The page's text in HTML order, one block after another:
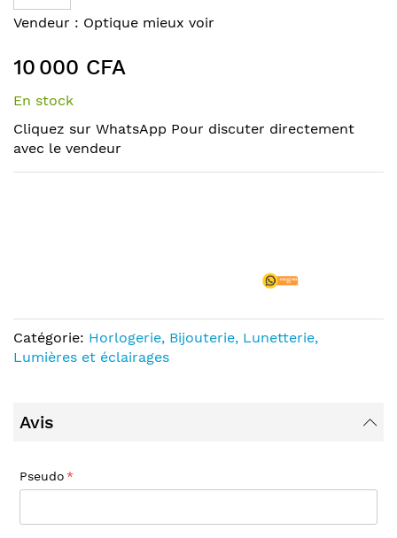
of
the
gallery
Skip
the
beginning
of
images
gallery
Vendeur : Optique mieux voir
10 000 CFA
En stock
Cliquez sur WhatsApp Pour discuter directement
avec le vendeur
Catégorie: Horlogerie, Bijouterie, Lunetterie,
Lumières et éclairages
Avis
Pseudo